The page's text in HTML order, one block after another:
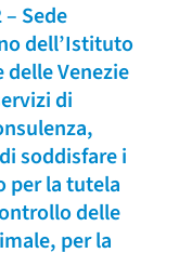
Sede
dell’Istituto
Venezie
di
soddisfare i
per la tutela
delle
per la